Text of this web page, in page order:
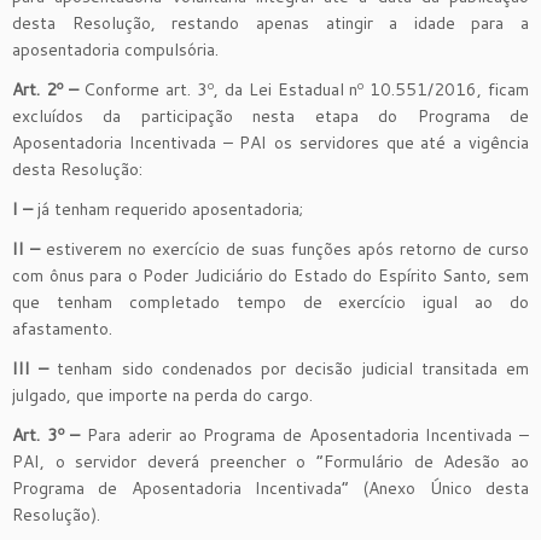
desta Resolução, restando apenas atingir a idade para a
aposentadoria compulsória.
Art. 2º –Conforme art. 3º, da Lei Estadual nº 10.551/2016, ficam
excluídos da participação nesta etapa do Programa de
Aposentadoria Incentivada – PAI os servidores que até a vigência
desta Resolução:
I –já tenham requerido aposentadoria;
II –estiverem no exercício de suas funções após retorno de curso
com ônus para o Poder Judiciário do Estado do Espírito Santo, sem
que tenham completado tempo de exercício igual ao do
afastamento.
III –tenham sido condenados por decisão judicial transitada em
julgado, que importe na perda do cargo.
Art. 3º –Para aderir ao Programa de Aposentadoria Incentivada –
PAI, o servidor deverá preencher o “Formulário de Adesão ao
Programa de Aposentadoria Incentivada” (Anexo Único desta
Resolução).